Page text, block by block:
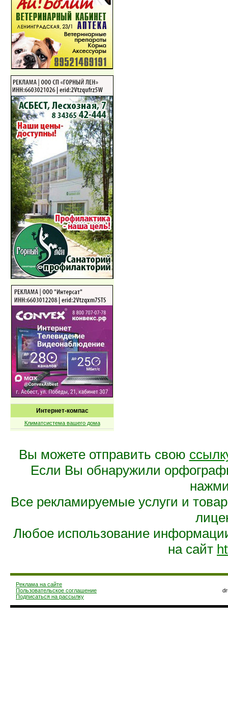
Интернет-компас
Климатсистема вашего дома
Вы можете отправить свою
Если Вы обнаружили
Все рекламируемые услуги и
Любое использование
на сайт
Реклама на сайте
Пользовательское соглашение
Подписаться на рассылку